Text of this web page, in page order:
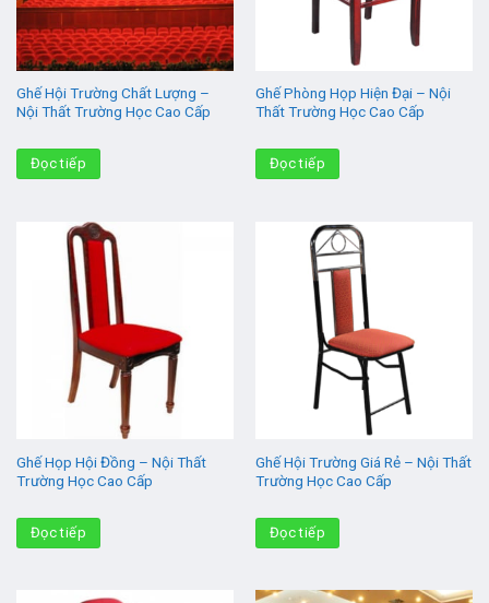
Ghế Hội Trường Chất Lượng –
Nội Thất Trường Học Cao Cấp
Đọc tiếp
Ghế Phòng Họp Hiện Đại – Nội
Thất Trường Học Cao Cấp
Đọc tiếp
Ghế Họp Hội Đồng – Nội Thất
Trường Học Cao Cấp
Đọc tiếp
Ghế Hội Trường Giá Rẻ – Nội Thất
Trường Học Cao Cấp
Đọc tiếp